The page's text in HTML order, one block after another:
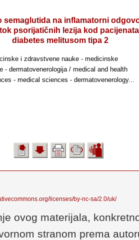
semaglutida na inflamatorni
psorijatičnih lezija kod
diabetes melitusom tipa 2
i zdravstvene nauke - medicinske
- dermatovenerologija / medical and health
- medical sciences - dermatovenerology...
licenses/by-nc-sa/2.0/uk/
ovog materijala,
stranom prema